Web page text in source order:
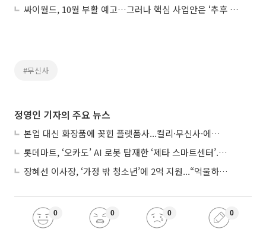
싸이월드, 10월 부활 예고…그러나 핵심 사업안은 ‘추후 공개’
#무신사
정영인 기자의 주요 뉴스
본업 대신 화장품에 꽂힌 플랫폼사...컬리·무신사·에이블리, ‘뷰티 페스타’ 경쟁
롯데마트, ‘오카도’ AI 로봇 탑재한 ‘제타 스마트센터’...온라인 장보기 판 바꾼다
장혜선 이사장, ‘가정 밖 청소년’에 2억 지원...“억울하고 아파도 단단해지길”
0 0 0 0